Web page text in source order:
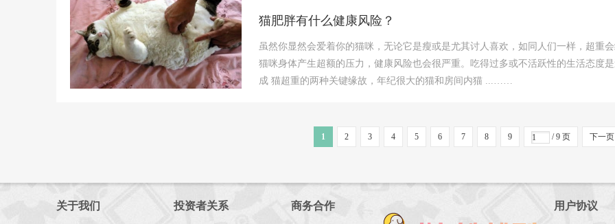
猫肥胖有什么健康风险？
虽然你显然会爱着你的猫咪，无论它是瘦或是尤其讨人喜欢，如同人们一样，超重
猫咪身体产生超额的压力，健康风险也会很严重。吃得过多或不活跃性的生活态度
成 猫超重的两种关键缘故，年纪很大的猫和房间内猫 ...……
1 2 3 4 5 6 7 8 9 / 9 页 下一页
关于我们 投资者关系 商务合作 用户协议